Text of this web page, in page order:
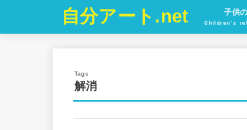
自分アート.net 子供
Children’s
解消